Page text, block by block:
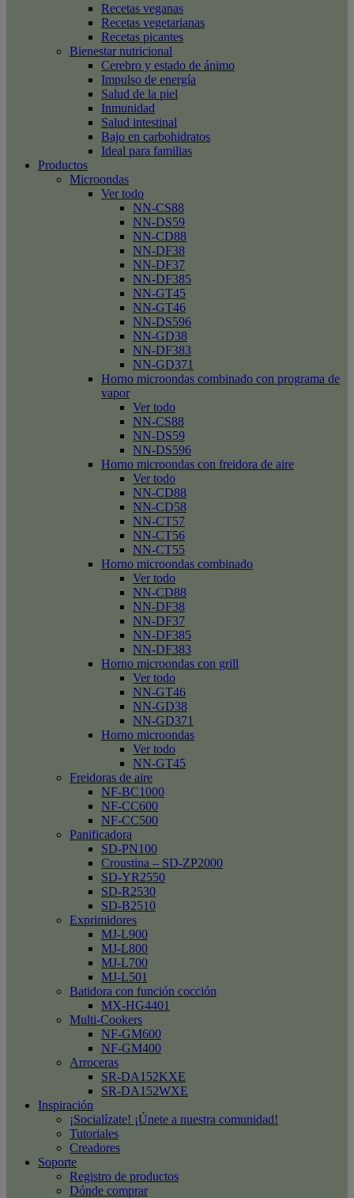
Recetas veganas
Recetas vegetarianas
Recetas picantes
Bienestar nutricional
Cerebro y estado de ánimo
Impulso de energía
Salud de la piel
Inmunidad
Salud intestinal
Bajo en carbohidratos
Ideal para familias
Productos
Microondas
Ver todo
NN-CS88
NN-DS59
NN-CD88
NN-DF38
NN-DF37
NN-DF385
NN-GT45
NN-GT46
NN-DS596
NN-GD38
NN-DF383
NN-GD371
Horno microondas combinado con programa de
vapor
Ver todo
NN-CS88
NN-DS59
NN-DS596
Horno microondas con freidora de aire
Ver todo
NN-CD88
NN-CD58
NN-CT57
NN-CT56
NN-CT55
Horno microondas combinado
Ver todo
NN-CD88
NN-DF38
NN-DF37
NN-DF385
NN-DF383
Horno microondas con grill
Ver todo
NN-GT46
NN-GD38
NN-GD371
Horno microondas
Ver todo
NN-GT45
Freidoras de aire
NF-BC1000
NF-CC600
NF-CC500
Panificadora
SD-PN100
Croustina – SD-ZP2000
SD-YR2550
SD-R2530
SD-B2510
Exprimidores
MJ-L900
MJ-L800
MJ-L700
MJ-L501
Batidora con función cocción
MX-HG4401
Multi-Cookers
NF-GM600
NF-GM400
Arroceras
SR-DA152KXE
SR-DA152WXE
Inspiración
¡Socialízate! ¡Únete a nuestra comunidad!
Tutoriales
Creadores
Soporte
Registro de productos
Dónde comprar